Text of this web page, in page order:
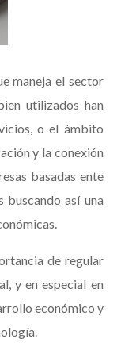
maneja el sector
utilizados han
o el ámbito
y la conexión
basadas ente
buscando así una
de regular
y en especial en
económico y